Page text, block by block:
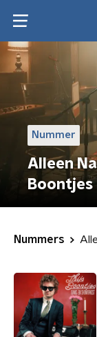
Nummer
Alleen
Boontjes
Nummers